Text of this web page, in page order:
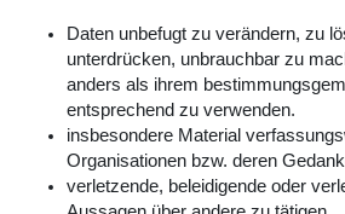
Daten unbefugt zu verändern, zu
unterdrücken, unbrauchbar zu
anders als ihrem
entsprechend zu verwenden.
insbesondere Material
Organisationen bzw. deren
verletzende, beleidigende oder